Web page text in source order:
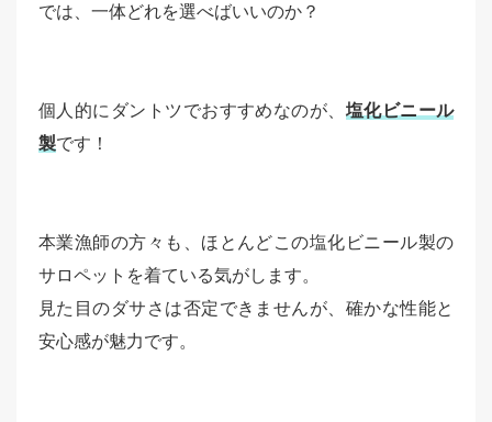
では、一体どれを選べばいいのか？
個人的にダントツでおすすめなのが、 塩化ビニール
製です！
本業漁師の方々も、ほとんどこの塩化ビニール製の
サロペットを着ている気がします。
見た目のダサさは否定できませんが、確かな性能と
安心感が魅力です。